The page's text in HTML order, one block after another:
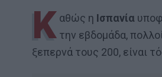
Κ αθώς η Ισπανία
την εβδομάδα,
ξεπερνά τους 200, είναι